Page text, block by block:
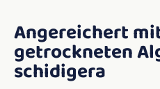
Angereichert
getrockneten
schidigera